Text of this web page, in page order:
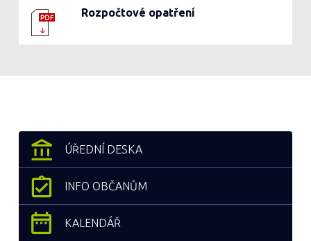
Rozpočtové opatření
ÚŘEDNÍ DESKA
INFO OBČANŮM
KALENDÁŘ